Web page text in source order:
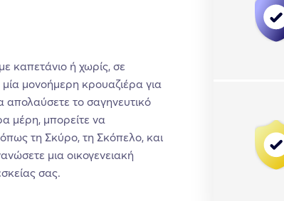
καπετάνιο ή χωρίς, σε
μονοήμερη κρουαζιέρα για
απολαύσετε το σαγηνευτικό
μέρη, μπορείτε να
τη Σκύρο, τη Σκόπελο, και
μια οικογενειακή
σας.